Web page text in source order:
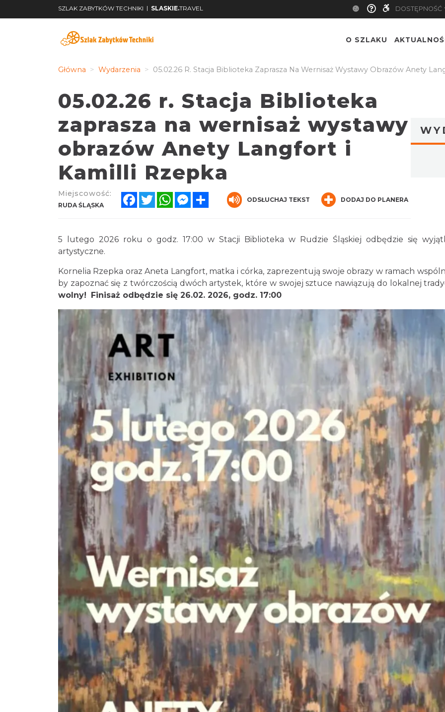
SZLAK ZABYTKÓW TECHNIKI | SLASKIE.TRAVEL DOSTĘPNOŚĆ
O SZLAKU
Główna Wydarzenia 05.02.26 R. Stacja Biblioteka Zaprasza Na Wernisaż Wystawy Obrazów Anety
05.02.26 r. Stacja Biblioteka
zaprasza na wernisaż wystawy
obrazów Anety Langfort i
Kamilli Rzepka
Miejscowość:
RUDA ŚLĄSKA
FacebookTwitterWhatsAppMessenger
Share ODSŁUCHAJ TEKST DODAJ DO PLANERA
5 lutego 2026 roku o godz. 17:00 w Stacji Biblioteka w Rudzie Śląskiej odbędzie się
artystyczne.
Kornelia Rzepka oraz Aneta Langfort, matka i córka, zaprezentują swoje obrazy w ramach
by zapoznać się z twórczością dwóch artystek, które w swojej sztuce nawiązują do lokalnej
wolny! Finisaż odbędzie się 26.02. 2026, godz. 17:00